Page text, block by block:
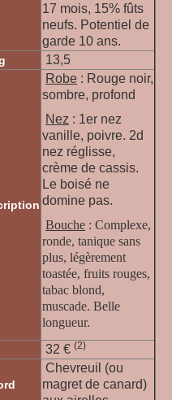
17 mois, 15% fûts
neufs. Potentiel de
garde 10 ans.
13,5
Robe : Rouge noir,
sombre, profond
Nez : 1er nez
vanille, poivre. 2d
nez réglisse,
crème de cassis.
Le boisé ne
domine pas.
Bouche : Complexe,
ronde, tanique sans
plus, légèrement
toastée, fruits rouges,
tabac blond,
muscade. Belle
longueur.
32 € (2)
Chevreuil (ou
magret de canard)